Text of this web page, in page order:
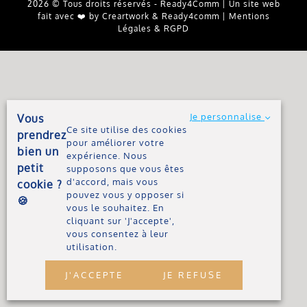
2026 © Tous droits réservés - Ready4Comm | Un site web
fait avec ❤️ by Creartwork & Ready4comm
Mentions
Légales & RGPD
Vous
prendrez
bien un
petit
cookie ?
🍪
Ce site utilise des cookies
pour améliorer votre
expérience. Nous
supposons que vous êtes
d'accord, mais vous
pouvez vous y opposer si
vous le souhaitez. En
cliquant sur 'J'accepte',
vous consentez à leur
utilisation.
Je personnalise
J'ACCEPTE JE REFUSE